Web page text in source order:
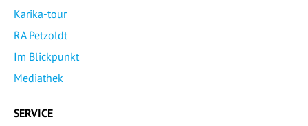
Karika-tour
RA Petzoldt
Im Blickpunkt
Mediathek
SERVICE